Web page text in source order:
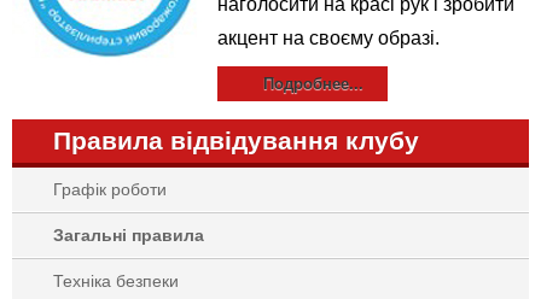
наголосити на красі рук і зробити
акцент на своєму образі.
Подробнее...
Правила відвідування клубу
Графік роботи
Загальні правила
Техніка безпеки